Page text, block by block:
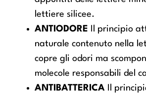
lettiere silicee.
ANTIODORE Il principio
naturale contenuto nella
copre gli odori ma
molecole responsabili del
ANTIBATTERICA Il